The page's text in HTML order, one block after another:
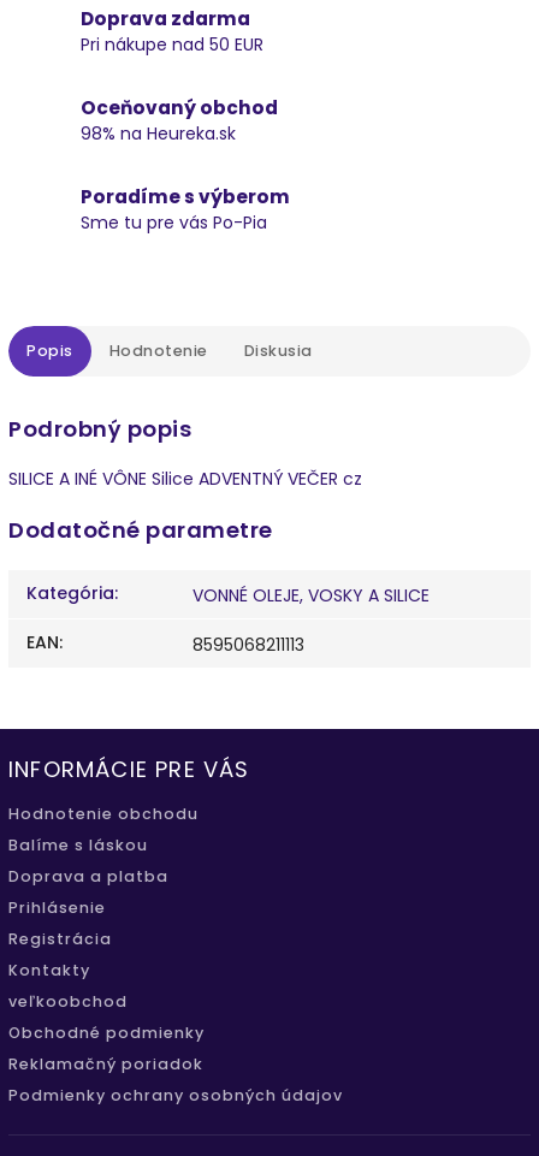
Doprava zdarma
Pri nákupe nad 50 EUR
Oceňovaný obchod
98% na Heureka.sk
Poradíme s výberom
Sme tu pre vás Po-Pia
Popis Hodnotenie Diskusia
Podrobný popis
SILICE A INÉ VÔNE Silice ADVENTNÝ VEČER cz
Dodatočné parametre
Kategória:
VONNÉ OLEJE, VOSKY A SILICE
EAN: 8595068211113
INFORMÁCIE PRE VÁS
Hodnotenie obchodu
Balíme s láskou
Doprava a platba
Prihlásenie
Registrácia
Kontakty
veľkoobchod
Obchodné podmienky
Reklamačný poriadok
Podmienky ochrany osobných údajov